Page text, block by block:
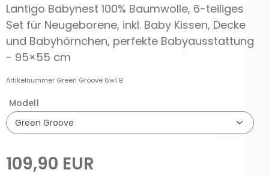
Lantigo Babynest 100% Baumwolle, 6-teiliges
Set für Neugeborene, inkl. Baby Kissen, Decke
und Babyhörnchen, perfekte Babyausstattung
- 95×55 cm
Artikelnummer Green Groove 6w1 B
Modell
109,90 EUR